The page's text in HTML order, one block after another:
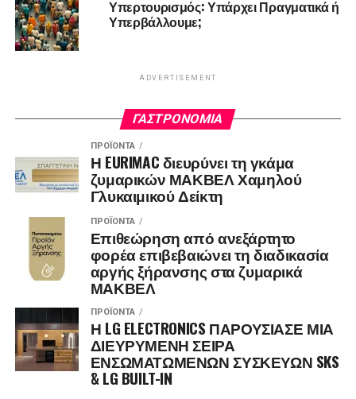
Υπερτουρισμός: Υπάρχει Πραγματικά ή
Υπερβάλλουμε;
ADVERTISEMENT
ΓΑΣΤΡΟΝΟΜΊΑ
ΠΡΟΪΌΝΤΑ
Η EURIMAC διευρύνει τη γκάμα
ζυμαρικών ΜΑΚΒΕΛ Χαμηλού
Γλυκαιμικού Δείκτη
ΠΡΟΪΌΝΤΑ
Επιθεώρηση από ανεξάρτητο
φορέα επιβεβαιώνει τη διαδικασία
αργής ξήρανσης στα ζυμαρικά
ΜΑΚΒΕΛ
ΠΡΟΪΌΝΤΑ
Η LG ELECTRONICS ΠΑΡΟΥΣΙΑΣΕ ΜΙΑ
ΔΙΕΥΡΥΜΕΝΗ ΣΕΙΡΑ
ΕΝΣΩΜΑΤΩΜΕΝΩΝ ΣΥΣΚΕΥΩΝ SKS
& LG BUILT-IN